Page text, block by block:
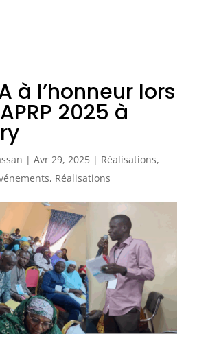
à l’honneur lors
2025 à
| Avr 29, 2025| Réalisations,
, Réalisations